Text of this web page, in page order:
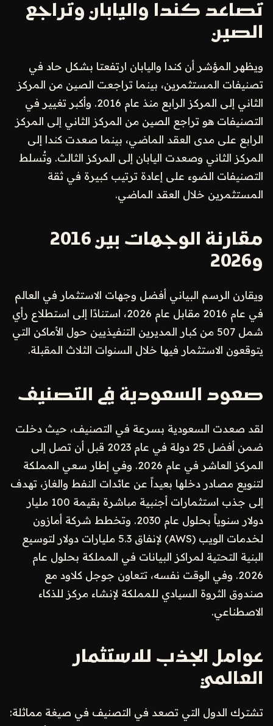
تصاعد كندا واليابان وتراجع
الصين
ويظهر المؤشر أن كندا واليابان ارتفعتا بشكل حاد في
تصنيفات المستثمرين، بينما تراجعت الصين من المركز
الثاني إلى المركز الرابع منذ عام 2016. وأكبر تغيير في
التصنيفات هو تراجع الصين من المركز الثاني إلى المركز
الرابع على مدى العقد الماضي، بينما صعدت كندا إلى
المركز الثاني وصعدت اليابان إلى المركز الثالث. وتُسلط
التصنيفات الضوء على إعادة ترتيب كبيرة في ثقة
المستثمرين خلال العقد الماضي.
مقارنة الوجهات بين 2016
و2026
ويقارن الرسم البياني أفضل وجهات الاستثمار في العالم
في عام 2016 مقابل عام 2026، استنادًا إلى استطلاع رأي
شمل 507 من كبار المديرين التنفيذيين حول الأماكن التي
يتوقعون الاستثمار فيها خلال السنوات الثلاث المقبلة.
صعود السعودية في التصنيف
لقد صعدت السعودية بسرعة في التصنيف، حيث دخلت
ضمن أفضل 25 دولة في عام 2023 قبل أن تصل إلى
المركز العاشر في عام 2026. وفي إطار سعي المملكة
لتنويع مصادر دخلها بعيداً عن عائدات النفط والغاز، تهدف
إلى جذب استثمارات أجنبية مباشرة بقيمة 100 مليار
دولار سنوياً بحلول عام 2030. وتخطط شركة أمازون
لخدمات الويب (AWS) لإنفاق 5.3 مليارات دولار لتوسيع
البنية التحتية لمراكز البيانات في المملكة بحلول عام
2026. وفي الوقت نفسه، تتعاون جوجل كلاود مع
صندوق الثروة السيادي للمملكة لإنشاء مركز للذكاء
الاصطناعي.
عوامل الجذب للاستثمار
العالمي
تشترك الدول التي تصعد في التصنيف في صيغة مماثلة: